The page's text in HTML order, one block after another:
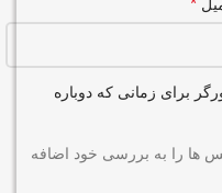
*
برای زمانی که دوباره
ها را به بررسی خود اضافه